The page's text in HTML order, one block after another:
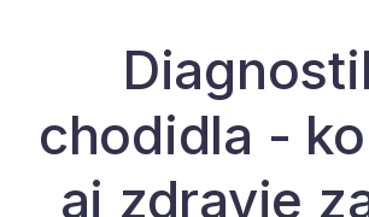
chodidla -
aj zdravie